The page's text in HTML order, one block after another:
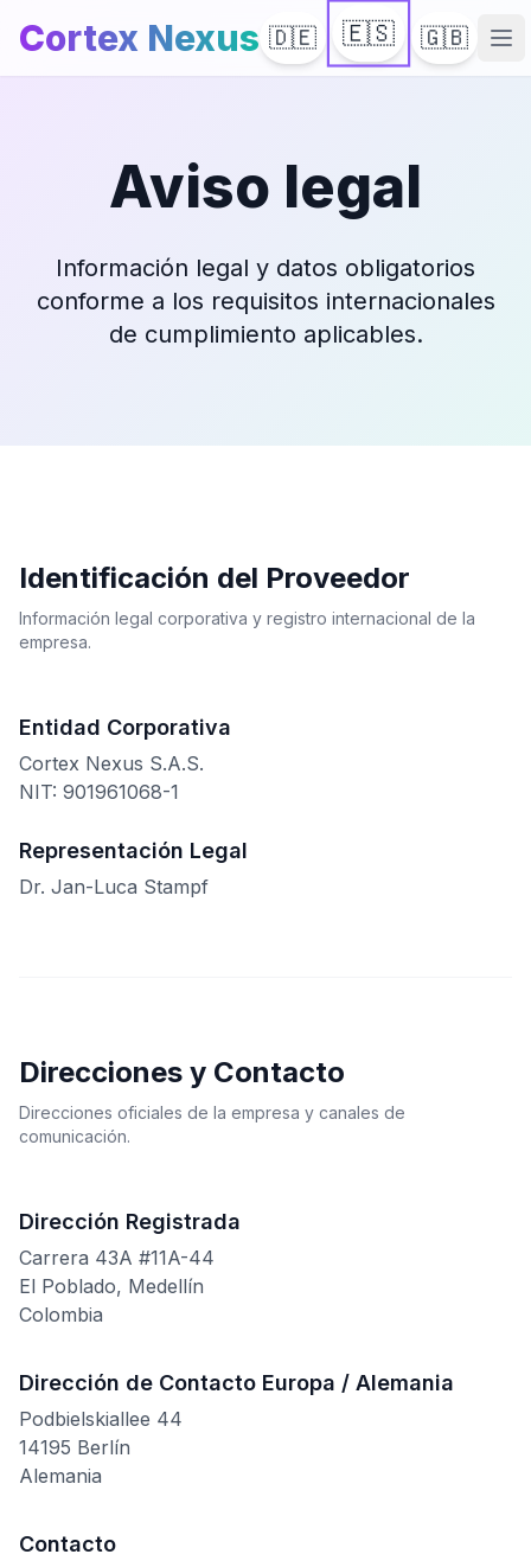
Cortex Nexus 🇩🇪 🇪🇸 🇬🇧
Aviso legal
Información legal y datos obligatorios
conforme a los requisitos internacionales
de cumplimiento aplicables.
Identificación del Proveedor
Información legal corporativa y registro internacional de la
empresa.
Entidad Corporativa
Cortex Nexus S.A.S.
NIT: 901961068-1
Representación Legal
Dr. Jan-Luca Stampf
Direcciones y Contacto
Direcciones oficiales de la empresa y canales de
comunicación.
Dirección Registrada
Carrera 43A #11A-44
El Poblado, Medellín
Colombia
Dirección de Contacto Europa / Alemania
Podbielskiallee 44
14195 Berlín
Alemania
Contacto